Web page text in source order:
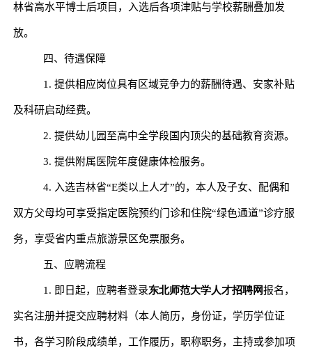
林省高水平博士后项目，入选后各项津贴与学校薪酬叠加发
放。
四、待遇保障
1. 提供相应岗位具有区域竞争力的薪酬待遇、安家补贴
及科研启动经费。
2. 提供幼儿园至高中全学段国内顶尖的基础教育资源。
3. 提供附属医院年度健康体检服务。
4. 入选吉林省“E类以上人才”的，本人及子女、配偶和
双方父母均可享受指定医院预约门诊和住院“绿色通道”诊疗服
务，享受省内重点旅游景区免票服务。
五、应聘流程
1. 即日起，应聘者登录东北师范大学人才招聘网报名，
实名注册并提交应聘材料（本人简历，身份证，学历学位证
书，各学习阶段成绩单，工作履历，职称职务，主持或参加项